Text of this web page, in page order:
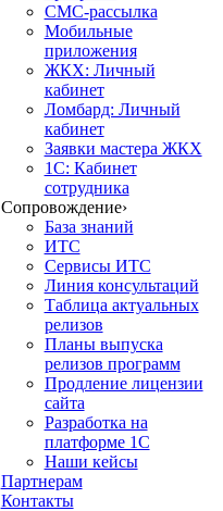
СМС-рассылка
Мобильные
приложения
ЖКХ: Личный
кабинет
Ломбард: Личный
кабинет
Заявки мастера ЖКХ
1С: Кабинет
сотрудника
Сопровождение›
База знаний
ИТС
Сервисы ИТС
Линия консультаций
Таблица актуальных
релизов
Планы выпуска
релизов программ
Продление лицензии
сайта
Разработка на
платформе 1С
Наши кейсы
Партнерам
Контакты